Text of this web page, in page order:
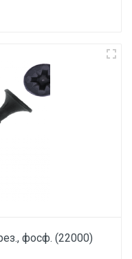
фосф. (22000)